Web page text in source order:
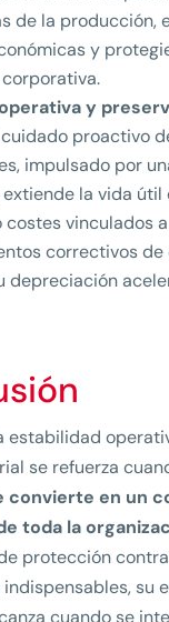
de la producción,
y
y
proactivo
impulsado por
la vida útil
costes vinculados a
correctivos de
depreciación
estabilidad
se refuerza
convierte en un
toda la
protección
su